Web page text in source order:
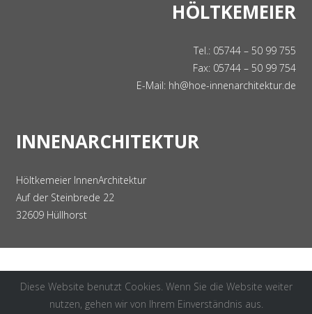
HÖLTKEMEIER
Tel.: 05744 – 50 99 755
Fax: 05744 – 50 99 754
E-Mail: hh@hoe-innenarchitektur.de
INNENARCHITEKTUR
Höltkemeier InnenArchitektur
Auf der Steinbrede 22
32609 Hüllhorst
Copyright 2016 Höltkemeier Innenarchitektur |Impressum
Diese Website benutzt Cookies. Wenn Sie die Website weiter
nutzen, gehen wir von Ihrem Einverständnis aus.